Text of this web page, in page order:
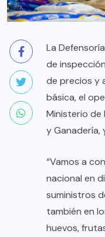
La
de
de precios y
básica, el
Ministerio de
y Ganadería,
“Vamos a
nacional en
suministros
también en
huevos,